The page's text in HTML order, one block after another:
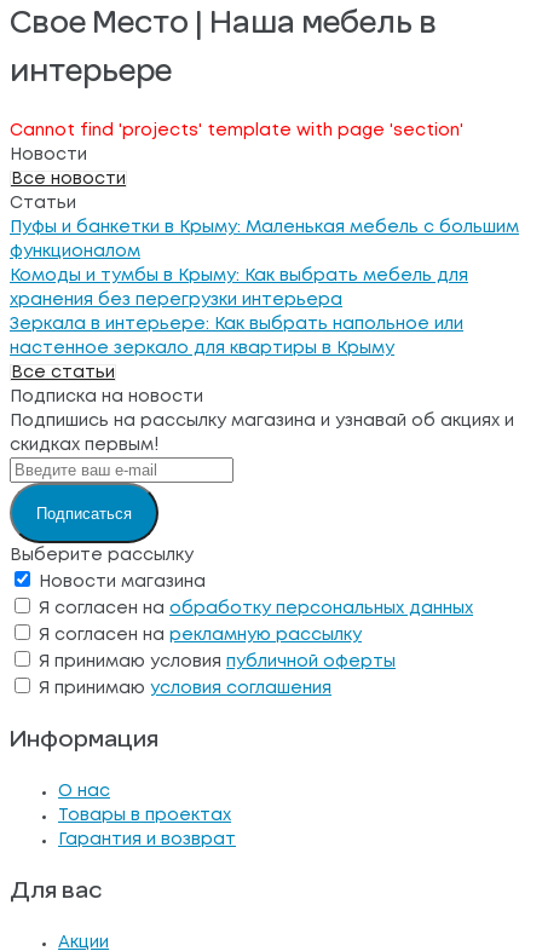
Свое Место | Наша мебель в
интерьере
Cannot find 'projects' template with page 'section'
Новости
Все новости
Статьи
Пуфы и банкетки в Крыму: Маленькая мебель с большим
функционалом
Комоды и тумбы в Крыму: Как выбрать мебель для
хранения без перегрузки интерьера
Зеркала в интерьере: Как выбрать напольное или
настенное зеркало для квартиры в Крыму
Все статьи
Подписка на новости
Подпишись на рассылку магазина и узнавай об акциях и
скидках первым!
Подписаться
Выберите рассылку
Новости магазина
Я согласен на обработку персональных данных
Я согласен на рекламную рассылку
Я принимаю условия
публичной оферты
Я принимаю условия соглашения
Информация
О нас
Товары в проектах
Гарантия и возврат
Для вас
Акции